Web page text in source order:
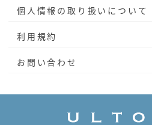
個人情報の取り扱いについて
利用規約
お問い合わせ